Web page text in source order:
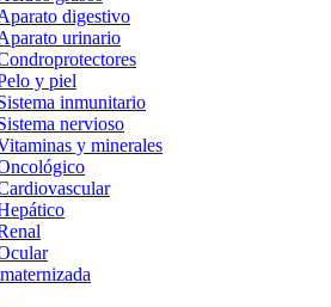
digestivo
urinario
y piel
inmunitario
nervioso
y minerales